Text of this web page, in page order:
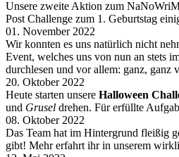
Unsere zweite Aktion zum
Post Challenge zum 1. Geburtstag
01. November 2022
Wir konnten es uns natürlich nicht
Event, welches uns von nun an stets
durchlesen und vor allem: ganz, ganz
20. Oktober 2022
Heute starten unsere Halloween
und Grusel drehen. Für erfüllte
08. Oktober 2022
Das Team hat im Hintergrund fleißig
gibt! Mehr erfahrt ihr in unserem